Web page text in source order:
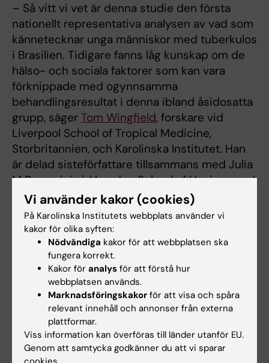
– Så vitt vi vet är denna studie den första
nationellt representativa analysen av vad som
kännetecknar unga människor med tuberkulos
i Brasilien. Tidigare fanns låg kunskap om de
hälso- och sociala faktorer som kan vara
förknippade med ogynnsamma
behandlingsresultat i denna ibland åsidosatta
grupp, säger Tom Wingfield, forskare vid
Liverpool School of Tropical Medicine,
Storbritannien, och Karolinska Institutet. Han
är delad sisteförfattare tillsammans med Julia
M Pescarini vid London School of Hygiene and
Tropical Medicine, Storbritannien, och Center
for Data and Knowledge Integration for Health
(Cidacs), Gonçalo Moniz Institute, Oswaldo
Cruz Foundation, Brasilien.
Tom Wingfield har fått bidrag från UK
Wellcome Trust, UK Medical Research Council,
UK Foreign Commonwealth and Development
Office, och Joint Global Health Trials. Övriga
författare uppger att det inte finns några
potentiella intressekonflikter.
Vi använder kakor (cookies)
På Karolinska Institutets webbplats använder vi
kakor för olika syften:
Nödvändiga kakor för att webbplatsen ska
fungera korrekt.
Kakor för analys för att förstå hur
webbplatsen används.
Marknadsföringskakor för att visa och spåra
relevant innehåll och annonser från externa
plattformar.
Viss information kan överföras till länder utanför EU.
Genom att samtycka godkänner du att vi sparar